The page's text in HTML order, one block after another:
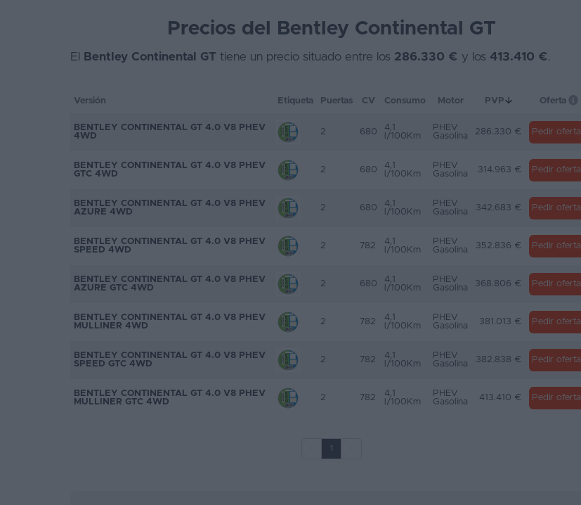
Concesionarios
Precios del Bentley Continental GT
El Bentley Continental GT tiene un precio situado entre los 286.330 € y los 413.410 €.
Versión Etiqueta Puertas CV Consumo Motor PVP Oferta
BENTLEY CONTINENTAL GT 4.0 V8 PHEV
4WD
2 680
4,1
l/100Km
PHEV
Gasolina
286.330 € Pedir oferta
BENTLEY CONTINENTAL GT 4.0 V8 PHEV
GTC 4WD
2 680
4,1
l/100Km
PHEV
Gasolina
314.963 € Pedir oferta
BENTLEY CONTINENTAL GT 4.0 V8 PHEV
AZURE 4WD
2 680
4,1
l/100Km
PHEV
Gasolina
342.683 € Pedir oferta
BENTLEY CONTINENTAL GT 4.0 V8 PHEV
SPEED 4WD
2 782
4,1
l/100Km
PHEV
Gasolina
352.836 € Pedir oferta
BENTLEY CONTINENTAL GT 4.0 V8 PHEV
AZURE GTC 4WD
2 680
4,1
l/100Km
PHEV
Gasolina
368.806 € Pedir oferta
BENTLEY CONTINENTAL GT 4.0 V8 PHEV
MULLINER 4WD
2 782
4,1
l/100Km
PHEV
Gasolina
381.013 € Pedir oferta
BENTLEY CONTINENTAL GT 4.0 V8 PHEV
SPEED GTC 4WD
2 782
4,1
l/100Km
PHEV
Gasolina
382.838 € Pedir oferta
BENTLEY CONTINENTAL GT 4.0 V8 PHEV
MULLINER GTC 4WD
2 782
4,1
l/100Km
PHEV
Gasolina
413.410 € Pedir oferta
1